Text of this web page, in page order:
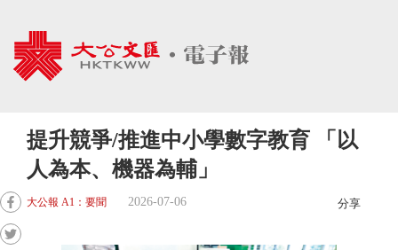
提升競爭/推進中小學數字教育 「以
人為本、機器為輔」
大公報 A1：要聞 2026-07-06 分享